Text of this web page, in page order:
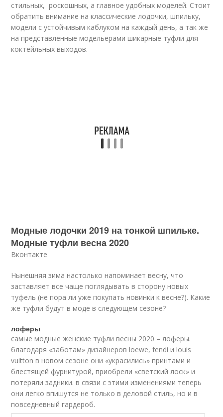
стильных, роскошных, а главное удобных моделей. Стоит
обратить внимание на классические лодочки, шпильку,
модели с устойчивым каблуком на каждый день, а так же
на представленные модельерами шикарные туфли для
коктейльных выходов.
Модные лодочки 2019 на тонкой шпильке.
Модные туфли весна 2020
Вконтакте
Нынешняя зима настолько напоминает весну, что
заставляет все чаще поглядывать в сторону новых
туфель (не пора ли уже покупать новинки к весне?). Какие
же туфли будут в моде в следующем сезоне?
лоферы
самые модные женские туфли весны 2020 – лоферы.
благодаря «заботам» дизайнеров loewe, fendi и louis
vuitton в новом сезоне они «украсились» принтами и
блестящей фурнитурой, приобрели «светский лоск» и
потеряли задники. в связи с этими изменениями теперь
они легко впишутся не только в деловой стиль, но и в
повседневный гардероб.